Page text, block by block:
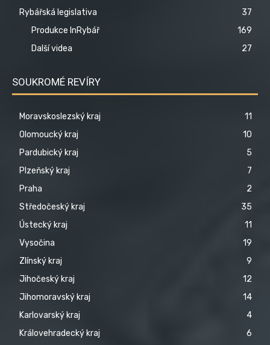
Rybářská legislativa
37
Produkce InRybář
169
Další videa
27
SOUKROMÉ REVÍRY
Moravskoslezský kraj
11
Olomoucký kraj
10
Pardubický kraj
5
Plzeňský kraj
7
Praha
2
Středočeský kraj
35
Ústecký kraj
11
Vysočina
19
Zlínský kraj
9
Jihočeský kraj
12
Jihomoravský kraj
14
Karlovarský kraj
4
Královehradecký kraj
6